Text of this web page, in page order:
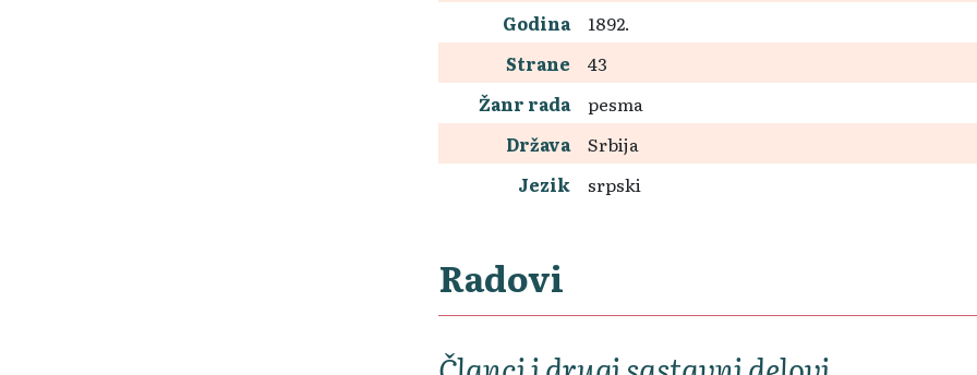
Godina
1892.
Strane
43
Žanr rada
pesma
Država
Srbija
Jezik
srpski
Radovi